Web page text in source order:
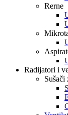
Rerne
Radijatori i
Sušači